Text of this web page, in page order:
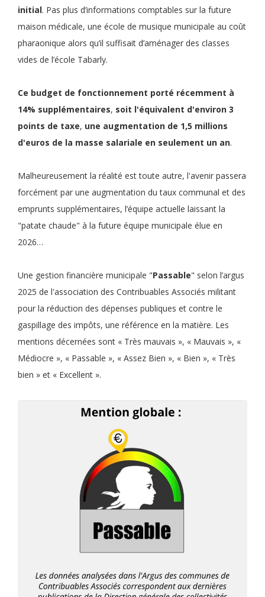
initial. Pas plus d’informations comptables sur la future
maison médicale, une école de musique municipale au coût
pharaonique alors qu’il suffisait d’aménager des classes
vides de l’école Tabarly.
Ce budget de fonctionnement porté récemment à
14% supplémentaires, soit l'équivalent d'environ 3
points de taxe, une augmentation de 1,5 millions
d'euros de la masse salariale en seulement un an.
Malheureusement la réalité est toute autre, l'avenir passera
forcément par une augmentation du taux communal et des
emprunts supplémentaires, l’équipe actuelle laissant la
"patate chaude" à la future équipe municipale élue en
2026…
Une gestion financière municipale "Passable" selon l’argus
2025 de l'association des Contribuables Associés militant
pour la réduction des dépenses publiques et contre le
gaspillage des impôts, une référence en la matière. Les
mentions décernées sont « Très mauvais », « Mauvais », «
Médiocre », « Passable », « Assez Bien », « Bien », « Très
bien » et « Excellent ».